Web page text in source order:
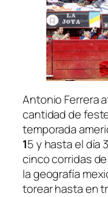
Antonio Ferrera
cantidad de
temporada
15 y hasta el día
cinco corridas
la geografía
torear hasta en